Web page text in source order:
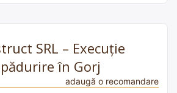
SRL – Execuție
în Gorj
adaugă o recomandare